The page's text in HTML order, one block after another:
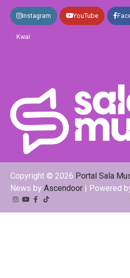
Instagram YouTube
Kwai
Copyright © 2026 Portal Sala
News by Ascendoor | Powered
Instagram
YouTube
Facebook
Tiktok